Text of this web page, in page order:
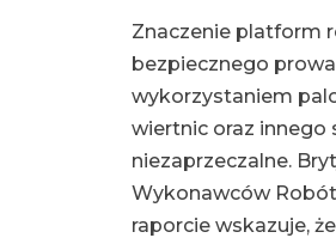
Znaczenie platform
bezpiecznego
wykorzystaniem
wiertnic oraz
niezaprzeczalne.
Wykonawców
raporcie wskazuje,